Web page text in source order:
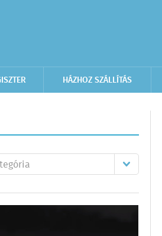
HÁZHOZ SZÁLLÍTÁS